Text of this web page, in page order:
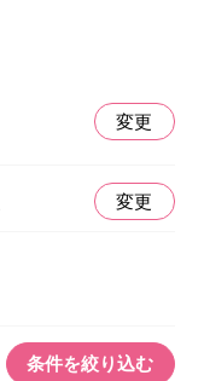
変更
変更
条件を絞り込む